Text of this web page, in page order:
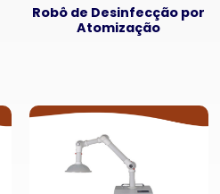
Robô de Desinfecção por
Atomização